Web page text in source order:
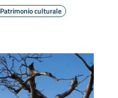
Patrimonio culturale